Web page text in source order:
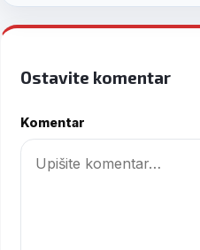
Ostavite komentar
Komentar